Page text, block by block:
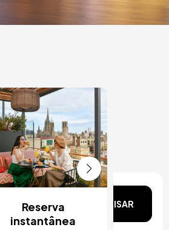
PESQUISAR
Reserva
instantânea